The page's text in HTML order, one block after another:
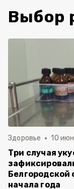
Выбор
Здоровье 10
Три случая
Белгородской
начала года